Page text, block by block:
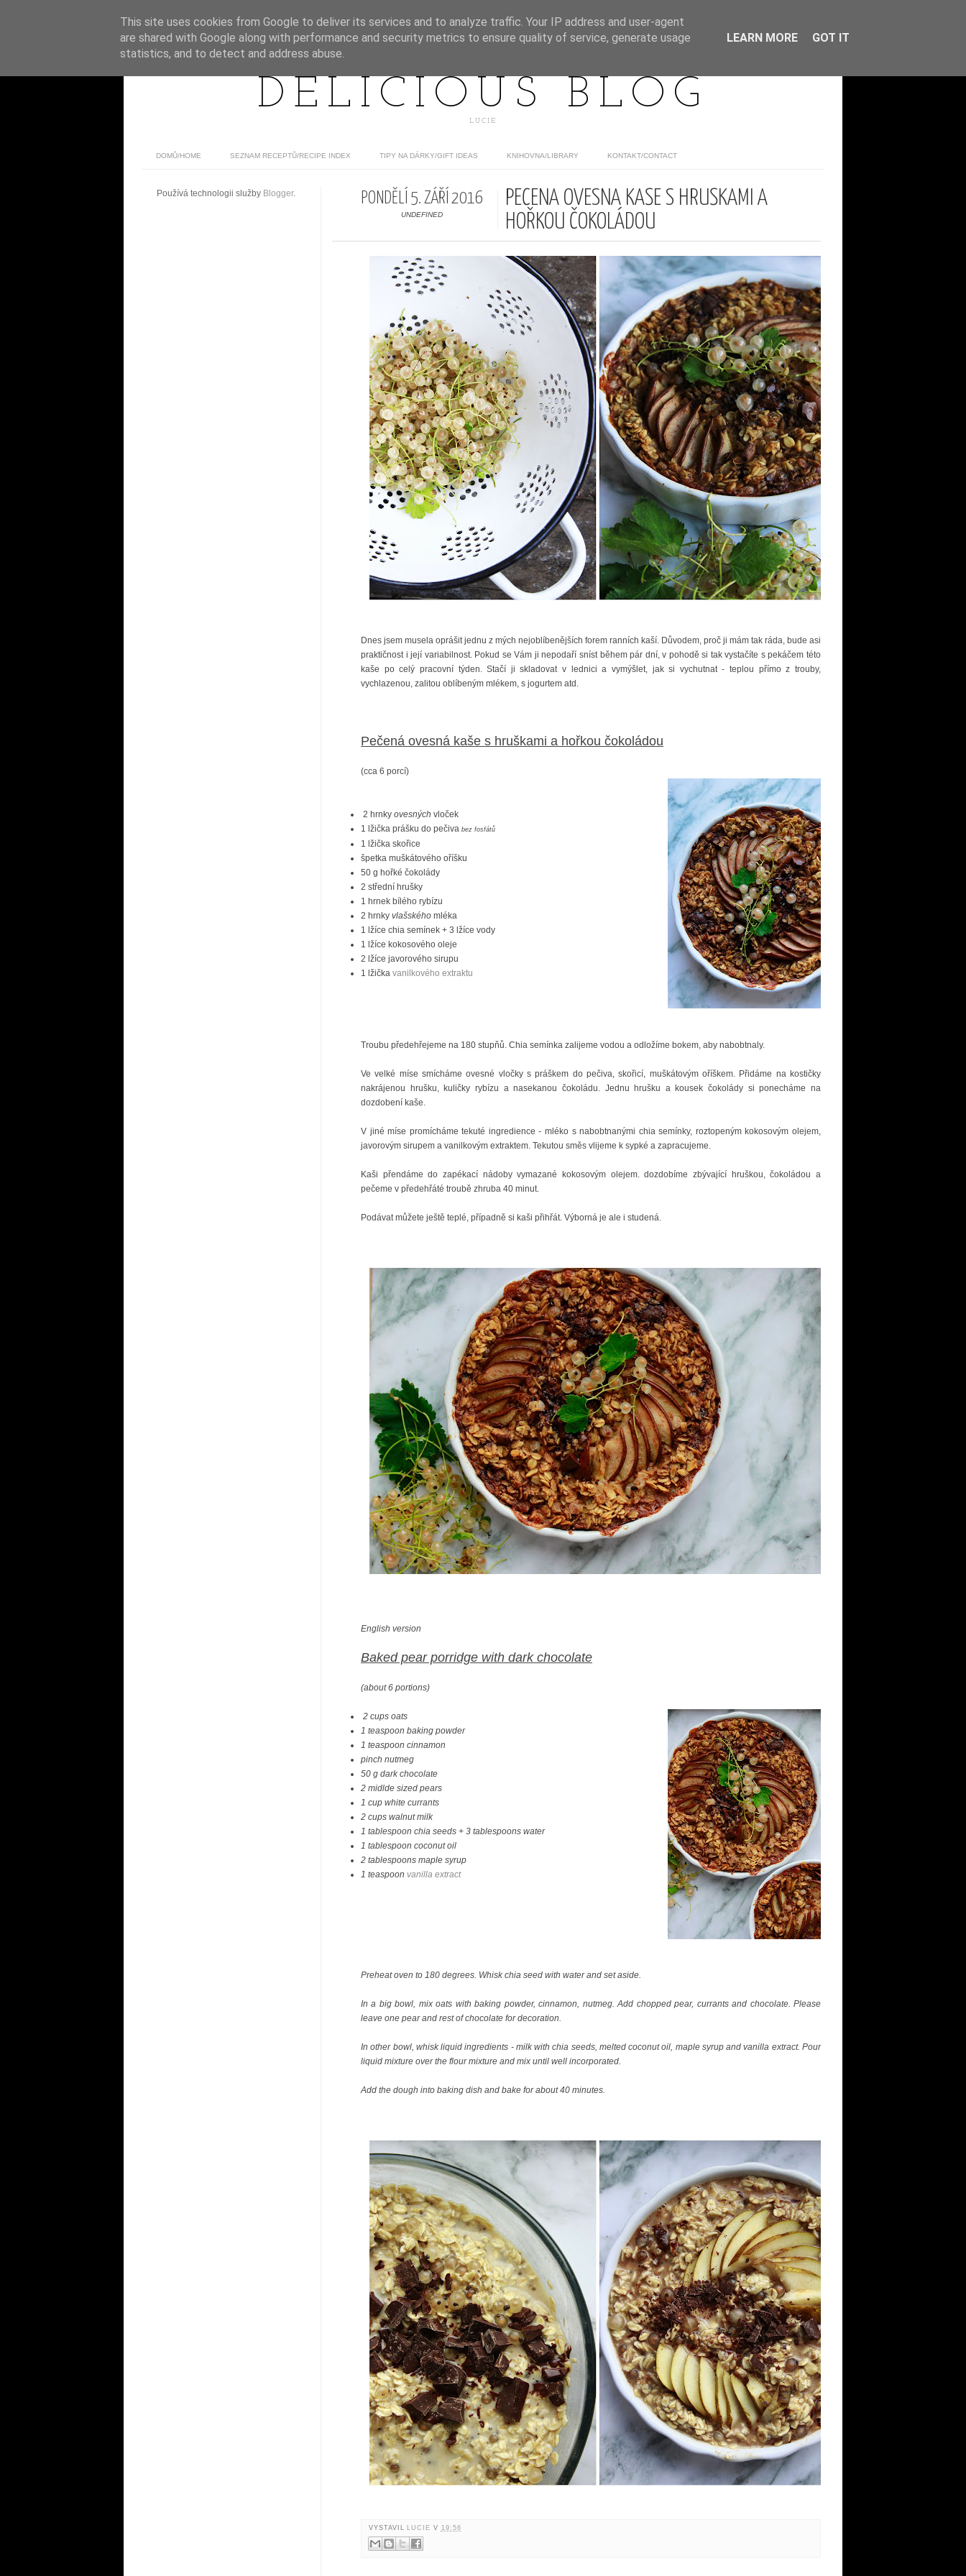
DELICIOUS BLOG
LUCIE
DOMŮ/HOME SEZNAM RECEPTŮ/RECIPE INDEX TIPY NA DÁRKY/GIFT IDEAS KNIHOVNA/LIBRARY KONTAKT/CONTACT
PONDĚLÍ 5. ZÁŘÍ 2016
UNDEFINED
PEČENÁ OVESNÁ KAŠE S HRUŠKAMI A
HOŘKOU ČOKOLÁDOU
Dnes jsem musela oprášit jednu z mých nejoblíbenějších forem ranních kaší. Důvodem, proč ji mám tak ráda, bude asi
praktičnost i její variabilnost. Pokud se Vám ji nepodaří sníst během pár dní, v pohodě si tak vystačíte s pekáčem této
kaše po celý pracovní týden. Stačí ji skladovat v lednici a vymýšlet, jak si vychutnat - teplou přímo z trouby,
vychlazenou, zalitou oblíbeným mlékem, s jogurtem atd.
Pečená ovesná kaše s hruškami a hořkou čokoládou
(cca 6 porcí)
2 hrnky ovesných vloček
1 lžička prášku do pečiva bez fosfátů
1 lžička skořice
špetka muškátového oříšku
50 g hořké čokolády
2 střední hrušky
1 hrnek bílého rybízu
2 hrnky vlašského mléka
1 lžíce chia semínek + 3 lžíce vody
1 lžíce kokosového oleje
2 lžíce javorového sirupu
1 lžička vanilkového extraktu
Troubu předehřejeme na 180 stupňů. Chia semínka zalijeme vodou a odložíme bokem, aby nabobtnaly.
Ve velké míse smícháme ovesné vločky s práškem do pečiva, skořicí, muškátovým oříškem. Přidáme na kostičky
nakrájenou hrušku, kuličky rybízu a nasekanou čokoládu. Jednu hrušku a kousek čokolády si ponecháme na
dozdobení kaše.
V jiné míse promícháme tekuté ingredience - mléko s nabobtnanými chia semínky, roztopeným kokosovým olejem,
javorovým sirupem a vanilkovým extraktem. Tekutou směs vlijeme k sypké a zapracujeme.
Kaši přendáme do zapékací nádoby vymazané kokosovým olejem. dozdobíme zbývající hruškou, čokoládou a
pečeme v předehřáté troubě zhruba 40 minut.
Podávat můžete ještě teplé, případně si kaši přihřát. Výborná je ale i studená.
English version
Baked pear porridge with dark chocolate
(about 6 portions)
2 cups oats
1 teaspoon baking powder
1 teaspoon cinnamon
pinch nutmeg
50 g dark chocolate
2 midlde sized pears
1 cup white currants
2 cups walnut milk
1 tablespoon chia seeds + 3 tablespoons water
1 tablespoon coconut oil
2 tablespoons maple syrup
1 teaspoon vanilla extract
Preheat oven to 180 degrees. Whisk chia seed with water and set aside.
In a big bowl, mix oats with baking powder, cinnamon, nutmeg. Add chopped pear, currants and chocolate. Please
leave one pear and rest of chocolate for decoration.
In other bowl, whisk liquid ingredients - milk with chia seeds, melted coconut oil, maple syrup and vanilla extract. Pour
liquid mixture over the flour mixture and mix until well incorporated.
Add the dough into baking dish and bake for about 40 minutes.
VYSTAVIL LUCIEV 19:56
Používá technologii služby Blogger.
This site uses cookies from Google to deliver its services and to analyze traffic. Your IP address and user-agent
are shared with Google along with performance and security metrics to ensure quality of service, generate usage
statistics, and to detect and address abuse.
LEARN MORE GOT IT